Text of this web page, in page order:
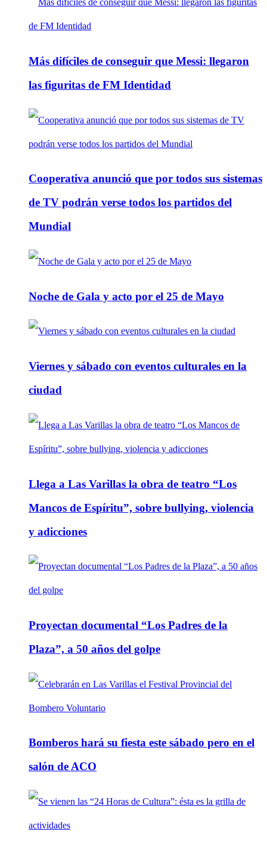
Más difíciles de conseguir que Messi: llegaron
las figuritas de FM Identidad
Cooperativa anunció que por todos sus sistemas
de TV podrán verse todos los partidos del
Mundial
Noche de Gala y acto por el 25 de Mayo
Viernes y sábado con eventos culturales en la
ciudad
Llega a Las Varillas la obra de teatro “Los
Mancos de Espíritu”, sobre bullying, violencia
y adicciones
Proyectan documental “Los Padres de la
Plaza”, a 50 años del golpe
Bomberos hará su fiesta este sábado pero en el
salón de ACO